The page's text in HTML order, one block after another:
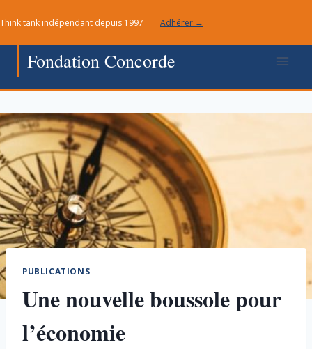
au
contenu
Think tank indépendant depuis 1997 Adhérer →
Fondation Concorde
PUBLICATIONS
Une nouvelle boussole pour
l’économie